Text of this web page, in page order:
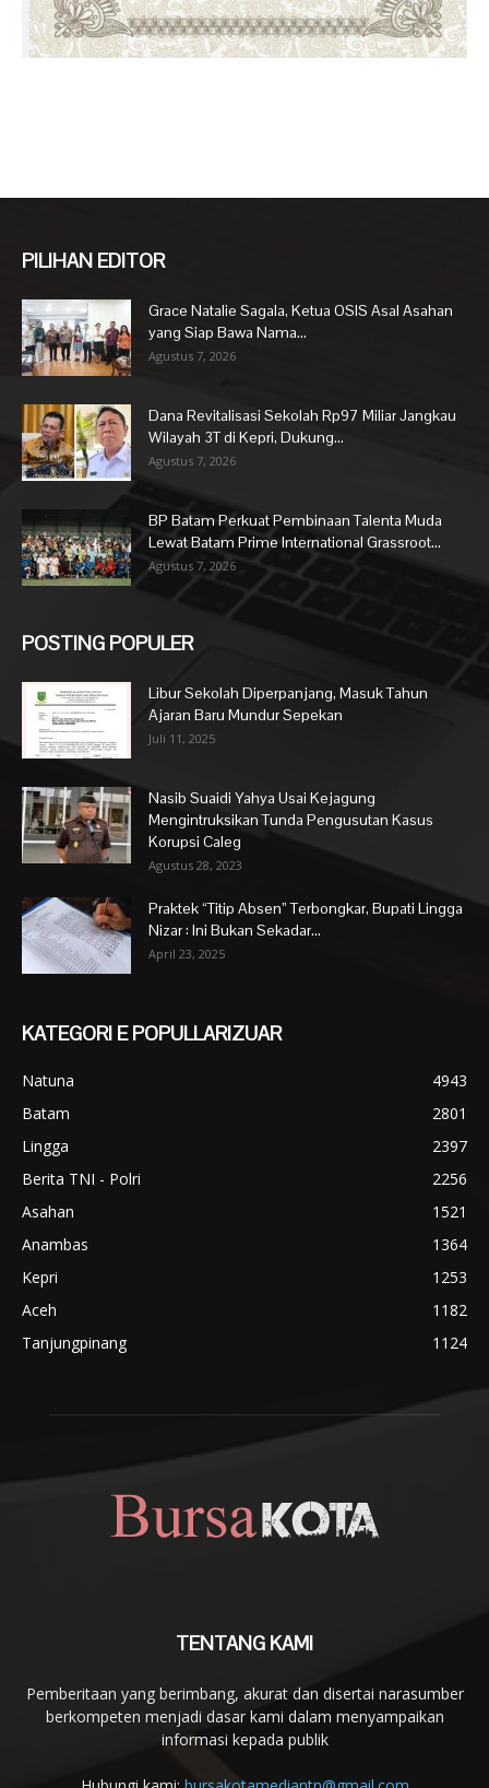
PILIHAN EDITOR
Grace Natalie Sagala, Ketua OSIS Asal Asahan
yang Siap Bawa Nama...
Agustus 7, 2026
Dana Revitalisasi Sekolah Rp97 Miliar Jangkau
Wilayah 3T di Kepri, Dukung...
Agustus 7, 2026
BP Batam Perkuat Pembinaan Talenta Muda
Lewat Batam Prime International Grassroot...
Agustus 7, 2026
POSTING POPULER
Libur Sekolah Diperpanjang, Masuk Tahun
Ajaran Baru Mundur Sepekan
Juli 11, 2025
Nasib Suaidi Yahya Usai Kejagung
Mengintruksikan Tunda Pengusutan Kasus
Korupsi Caleg
Agustus 28, 2023
Praktek “Titip Absen” Terbongkar, Bupati Lingga
Nizar : Ini Bukan Sekadar...
April 23, 2025
KATEGORI E POPULLARIZUAR
Natuna
4943
Batam
2801
Lingga
2397
Berita TNI - Polri
2256
Asahan
1521
Anambas
1364
Kepri
1253
Aceh
1182
Tanjungpinang
1124
TENTANG KAMI
Pemberitaan yang berimbang, akurat dan disertai narasumber
berkompeten menjadi dasar kami dalam menyampaikan
informasi kepada publik